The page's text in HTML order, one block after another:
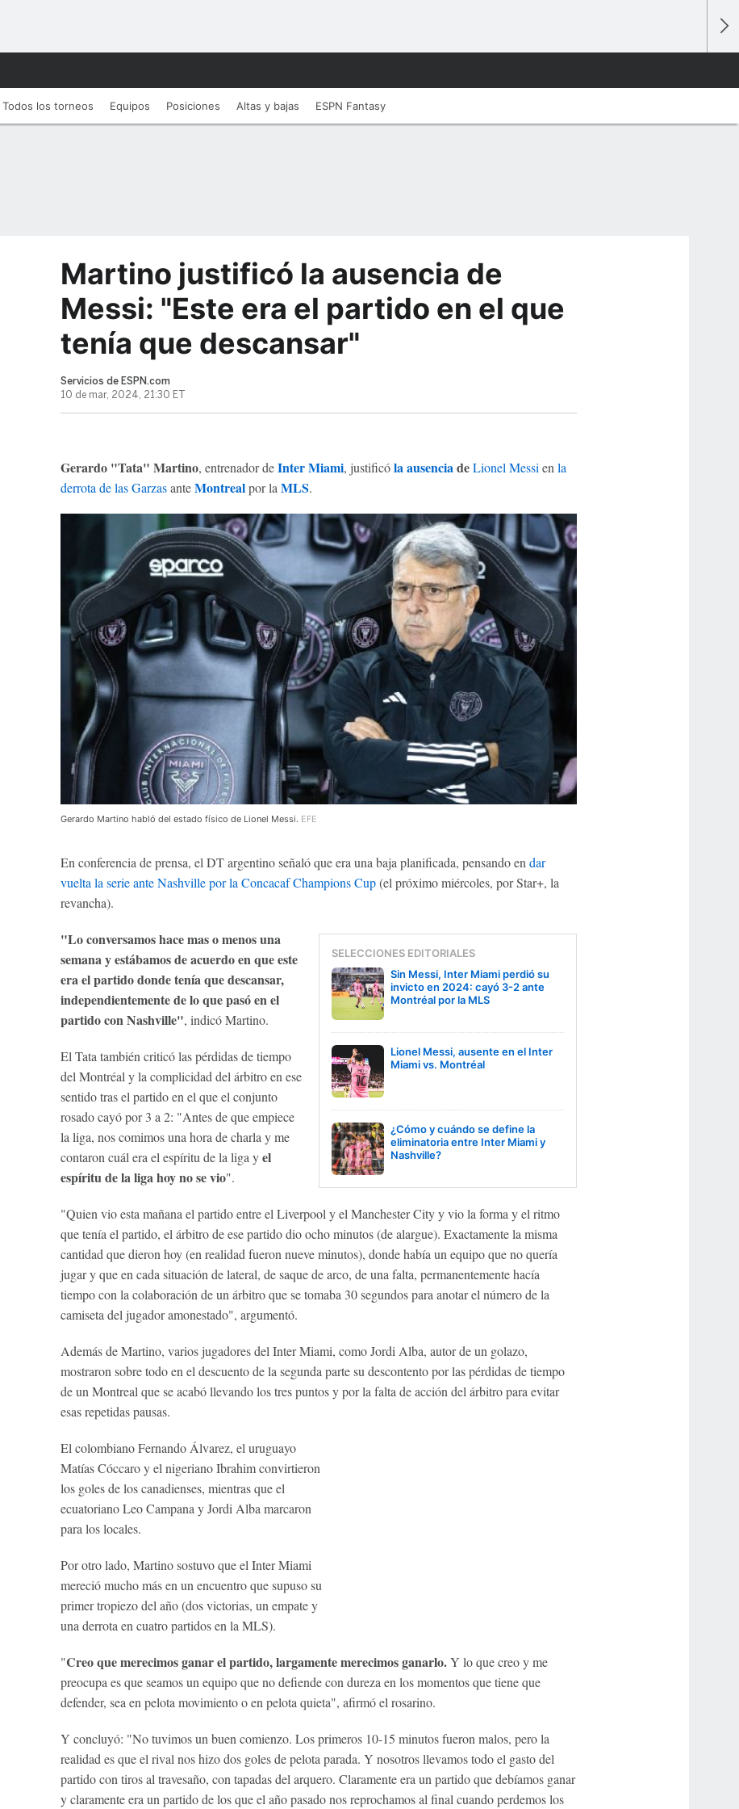
Todos los torneos Equipos Posiciones Altas y bajas ESPN Fantasy
Martino justificó la ausencia de
Messi: "Este era el partido en el que
tenía que descansar"
Servicios de ESPN.com
10 de mar, 2024, 21:30 ET
Gerardo "Tata" Martino, entrenador deInter Miami, justificóla ausenciade Lionel Messi en la
derrota de las GarzasanteMontreal por la MLS.
Gerardo Martino habló del estado físico de Lionel Messi. EFE
En conferencia de prensa, el DT argentino señaló que era una baja planificada, pensando endar
vuelta la serie ante Nashville por la Concacaf Champions Cup(el próximo miércoles, por Star+, la
revancha).
SELECCIONES EDITORIALES
Sin Messi, Inter Miami perdió su
invicto en 2024: cayó 3-2 ante
Montréal por la MLS
Lionel Messi, ausente en el Inter
Miami vs. Montréal
¿Cómo y cuándo se define la
eliminatoria entre Inter Miami y
Nashville?
"Lo conversamos hace mas o menos una
semana y estábamos de acuerdo en que este
era el partido donde tenía que descansar,
independientemente de lo que pasó en el
partido con Nashville", indicó Martino.
El Tata también criticó las pérdidas de tiempo
del Montréal y la complicidad del árbitro en ese
sentido tras el partido en el que el conjunto
rosado cayó por 3 a 2: "Antes de que empiece
la liga, nos comimos una hora de charla y me
contaron cuál era el espíritu de la liga yel
espíritu de la liga hoy no se vio".
"Quien vio esta mañana el partido entre el Liverpool y el Manchester City y vio la forma y el ritmo
que tenía el partido, el árbitro de ese partido dio ocho minutos (de alargue). Exactamente la misma
cantidad que dieron hoy (en realidad fueron nueve minutos), donde había un equipo que no quería
jugar y que en cada situación de lateral, de saque de arco, de una falta, permanentemente hacía
tiempo con la colaboración de un árbitro que se tomaba 30 segundos para anotar el número de la
camiseta del jugador amonestado", argumentó.
Además de Martino, varios jugadores del Inter Miami, como Jordi Alba, autor de un golazo,
mostraron sobre todo en el descuento de la segunda parte su descontento por las pérdidas de tiempo
de un Montreal que se acabó llevando los tres puntos y por la falta de acción del árbitro para evitar
esas repetidas pausas.
El colombiano Fernando Álvarez, el uruguayo
Matías Cóccaro y el nigeriano Ibrahim convirtieron
los goles de los canadienses, mientras que el
ecuatoriano Leo Campana y Jordi Alba marcaron
para los locales.
Por otro lado, Martino sostuvo que el Inter Miami
mereció mucho más en un encuentro que supuso su
primer tropiezo del año (dos victorias, un empate y
una derrota en cuatro partidos en la MLS).
"Creo que merecimos ganar el partido, largamente merecimos ganarlo.Y lo que creo y me
preocupa es que seamos un equipo que no defiende con dureza en los momentos que tiene que
defender, sea en pelota movimiento o en pelota quieta", afirmó el rosarino.
Y concluyó: "No tuvimos un buen comienzo. Los primeros 10-15 minutos fueron malos, pero la
realidad es que el rival nos hizo dos goles de pelota parada. Y nosotros llevamos todo el gasto del
partido con tiros al travesaño, con tapadas del arquero. Claramente era un partido que debíamos ganar
y claramente era un partido de los que el año pasado nos reprochamos al final cuando perdemos los